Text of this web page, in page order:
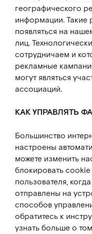
географического
информации. Такие
появляться на
лиц.
сотрудничаем и
рекламные
могут являться
ассоциаций.
КАК УПРАВЛЯТЬ
Большинство
настроены
можете изменить
блокировать
пользователя,
отправлены на
способов
обратитесь к
узнать больше о